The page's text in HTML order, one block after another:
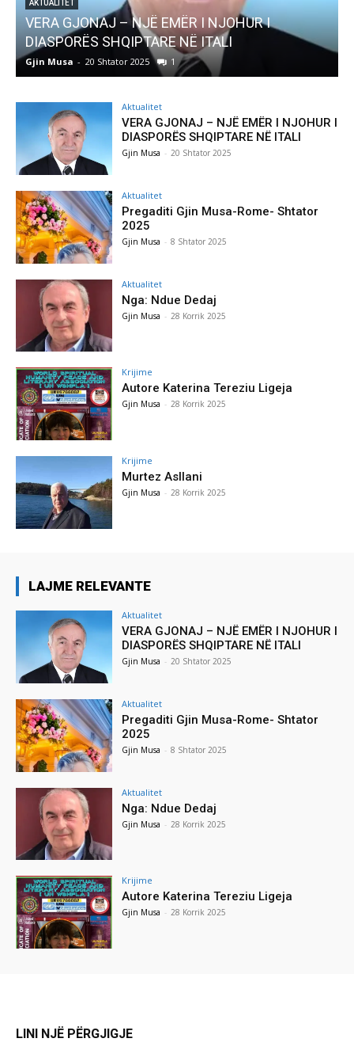
AKTUALITET
Pregaditi Gjin Musa-Rome- Shtator 2025
Gjin Musa - 8 Shtator 2025
Aktualitet
VERA GJONAJ – NJË EMËR I NJOHUR I
DIASPORËS SHQIPTARE NË ITALI
Gjin Musa - 20 Shtator 2025
Aktualitet
Pregaditi Gjin Musa-Rome- Shtator
2025
Gjin Musa - 8 Shtator 2025
Aktualitet
Nga: Ndue Dedaj
Gjin Musa - 28 Korrik 2025
Krijime
Autore Katerina Tereziu Ligeja
Gjin Musa - 28 Korrik 2025
Krijime
Murtez Asllani
Gjin Musa - 28 Korrik 2025
LAJME RELEVANTE
Aktualitet
VERA GJONAJ – NJË EMËR I NJOHUR I
DIASPORËS SHQIPTARE NË ITALI
Gjin Musa - 20 Shtator 2025
Aktualitet
Pregaditi Gjin Musa-Rome- Shtator
2025
Gjin Musa - 8 Shtator 2025
Aktualitet
Nga: Ndue Dedaj
Gjin Musa - 28 Korrik 2025
Krijime
Autore Katerina Tereziu Ligeja
Gjin Musa - 28 Korrik 2025
LINI NJË PËRGJIGJE